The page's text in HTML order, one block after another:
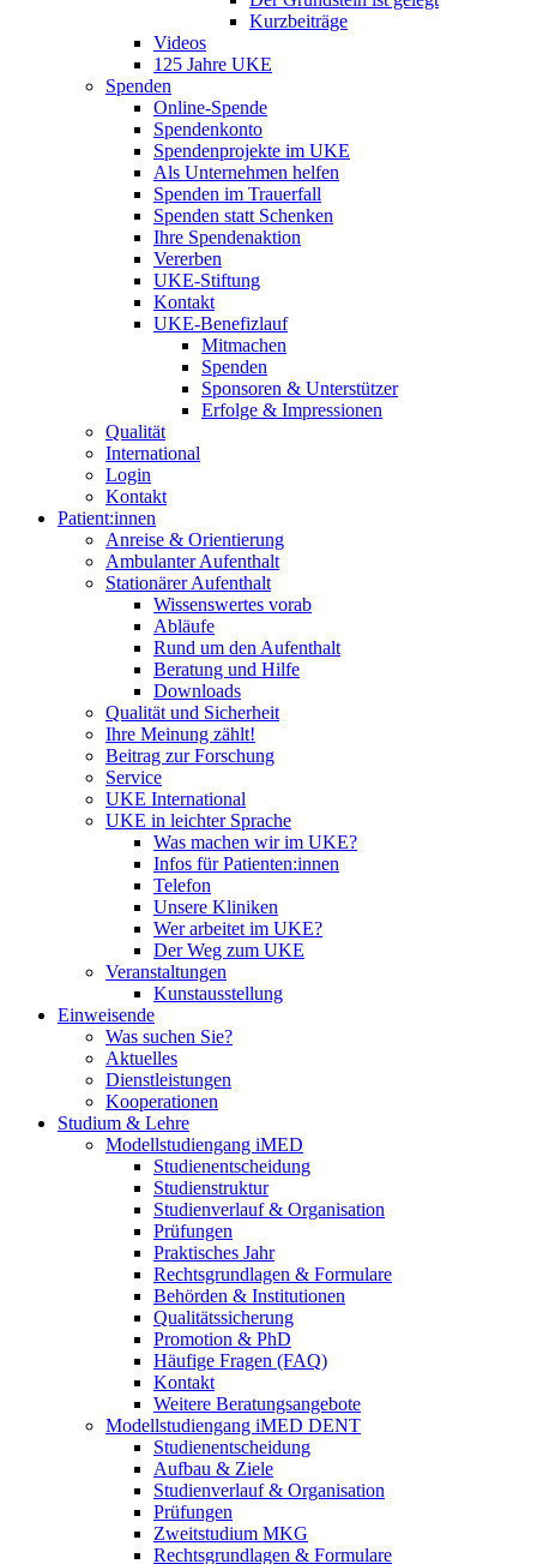
Kurzbeiträge
Videos
125 Jahre UKE
Spenden
Online-Spende
Spendenkonto
Spendenprojekte im UKE
Als Unternehmen helfen
Spenden im Trauerfall
Spenden statt Schenken
Ihre Spendenaktion
Vererben
UKE-Stiftung
Kontakt
UKE-Benefizlauf
Mitmachen
Spenden
Sponsoren & Unterstützer
Erfolge & Impressionen
Qualität
International
Login
Kontakt
Patient:innen
Anreise & Orientierung
Ambulanter Aufenthalt
Stationärer Aufenthalt
Wissenswertes vorab
Abläufe
Rund um den Aufenthalt
Beratung und Hilfe
Downloads
Qualität und Sicherheit
Ihre Meinung zählt!
Beitrag zur Forschung
Service
UKE International
UKE in leichter Sprache
Was machen wir im UKE?
Infos für Patienten:innen
Telefon
Unsere Kliniken
Wer arbeitet im UKE?
Der Weg zum UKE
Veranstaltungen
Kunstausstellung
Einweisende
Was suchen Sie?
Aktuelles
Dienstleistungen
Kooperationen
Studium & Lehre
Modellstudiengang iMED
Studienentscheidung
Studienstruktur
Studienverlauf & Organisation
Prüfungen
Praktisches Jahr
Rechtsgrundlagen & Formulare
Behörden & Institutionen
Qualitätssicherung
Promotion & PhD
Häufige Fragen (FAQ)
Kontakt
Weitere Beratungsangebote
Modellstudiengang iMED DENT
Studienentscheidung
Aufbau & Ziele
Studienverlauf & Organisation
Prüfungen
Zweitstudium MKG
Rechtsgrundlagen & Formulare